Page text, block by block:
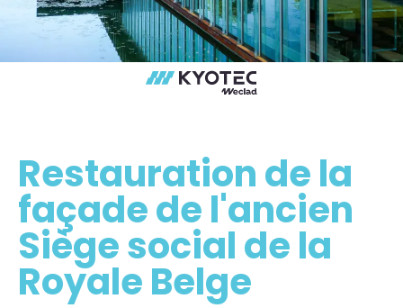
Restauration de la
façade de l'ancien
Siège social de la
Royale Belge